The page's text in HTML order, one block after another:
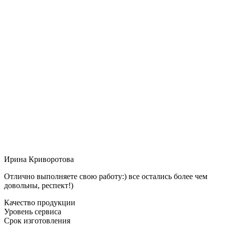
Ирина Криворотова
Отлично выполняете свою работу:) все остались более чем
довольны, респект!)
Качество продукции
Уровень сервиса
Срок изготовления